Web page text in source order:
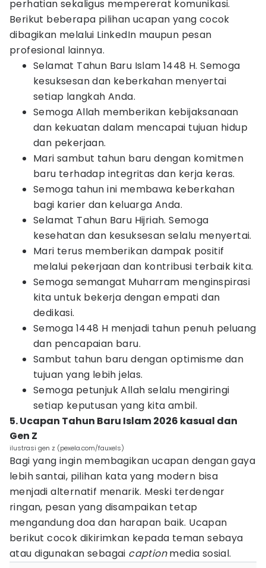
perhatian sekaligus mempererat komunikasi.
Berikut beberapa pilihan ucapan yang cocok
dibagikan melalui LinkedIn maupun pesan
profesional lainnya.
Selamat Tahun Baru Islam 1448 H. Semoga
kesuksesan dan keberkahan menyertai
setiap langkah Anda.
Semoga Allah memberikan kebijaksanaan
dan kekuatan dalam mencapai tujuan hidup
dan pekerjaan.
Mari sambut tahun baru dengan komitmen
baru terhadap integritas dan kerja keras.
Semoga tahun ini membawa keberkahan
bagi karier dan keluarga Anda.
Selamat Tahun Baru Hijriah. Semoga
kesehatan dan kesuksesan selalu menyertai.
Mari terus memberikan dampak positif
melalui pekerjaan dan kontribusi terbaik kita.
Semoga semangat Muharram menginspirasi
kita untuk bekerja dengan empati dan
dedikasi.
Semoga 1448 H menjadi tahun penuh peluang
dan pencapaian baru.
Sambut tahun baru dengan optimisme dan
tujuan yang lebih jelas.
Semoga petunjuk Allah selalu mengiringi
setiap keputusan yang kita ambil.
5. Ucapan Tahun Baru Islam 2026 kasual dan
Gen Z
ilustrasi gen z (pexela.com/fauxels)
Bagi yang ingin membagikan ucapan dengan gaya
lebih santai, pilihan kata yang modern bisa
menjadi alternatif menarik. Meski terdengar
ringan, pesan yang disampaikan tetap
mengandung doa dan harapan baik. Ucapan
berikut cocok dikirimkan kepada teman sebaya
atau digunakan sebagai captionmedia sosial.